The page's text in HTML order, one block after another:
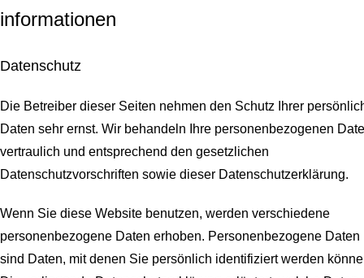
informationen
Datenschutz
Die Betreiber dieser Seiten nehmen den Schutz Ihrer
Daten sehr ernst. Wir behandeln Ihre personenbezogenen
vertraulich und entsprechend den gesetzlichen
Datenschutzvorschriften sowie dieser Datenschutzerklärung.
Wenn Sie diese Website benutzen, werden verschiedene
personenbezogene Daten erhoben. Personenbezogene Daten
sind Daten, mit denen Sie persönlich identifiziert werden